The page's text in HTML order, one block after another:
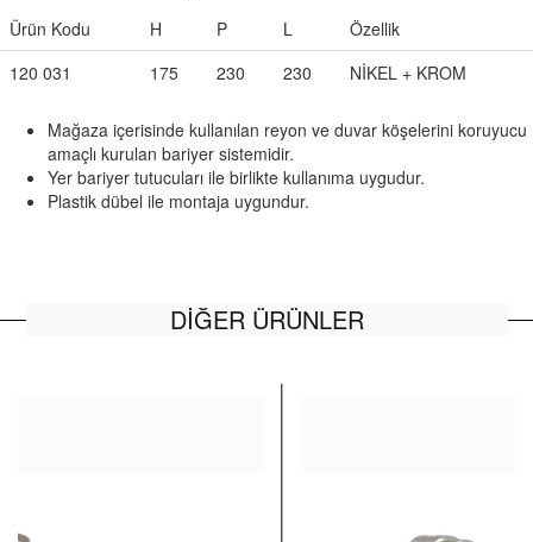
Ürün Kodu H P L
Özellik
120 031
175 230 230 NİKEL + KROM
Mağaza içerisinde kullanılan reyon ve duvar köşelerini koruyucu
amaçlı kurulan bariyer sistemidir.
Yer bariyer tutucuları ile birlikte kullanıma uygudur.
Plastik dübel ile montaja uygundur.
DİĞER ÜRÜNLER